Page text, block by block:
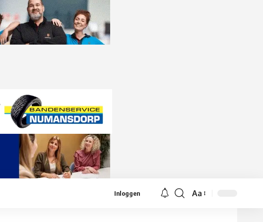
Inloggen
Lettergrootte
Aa